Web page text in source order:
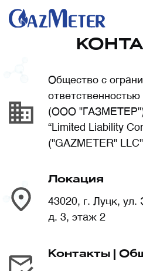
Общество с
(ООО
“Limited Liability
("GAZMETER"
Локация
43020, г. Луцк, ул.
д. 3, этаж 2
Контакты |